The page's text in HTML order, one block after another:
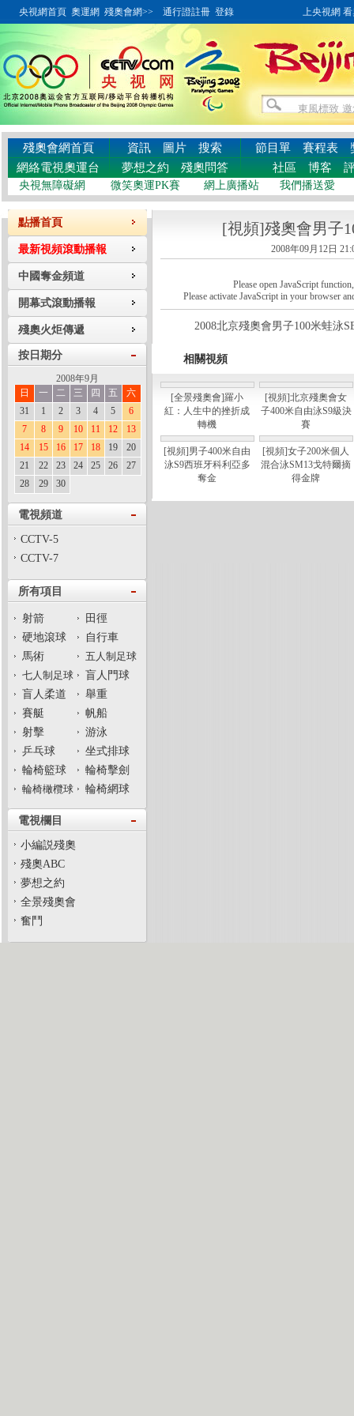
央視網首頁 奧運網 殘奧會網>> 通行證註冊 登錄 上央視網 看奧
殘奧會網首頁 資訊 圖片 搜索 節目單 賽程表
網絡電視奧運台
夢想之約 殘奧問答 社區 博客
央視無障礙網 微笑奧運PK賽 網上廣播站 我們播送愛
點播首頁
最新視頻滾動播報
中國奪金頻道
開幕式滾動播報
殘奧火炬傳遞
按日期分
2008年9月
日
一 二 三 四 五
六
31
1 2 3 4 5
6
7
8 9 10 11 12
13
14
15 16 17 18 19
20
21
22 23 24 25 26
27
28
29 30
電視頻道
CCTV-5
CCTV-7
所有項目
射箭
田徑
硬地滾球
自行車
馬術
五人制足球
七人制足球
盲人門球
盲人柔道
舉重
賽艇
帆船
射擊
游泳
乒乓球
坐式排球
輪椅籃球
輪椅擊劍
輪椅橄欖球
輪椅網球
電視欄目
小編説殘奧
殘奧ABC
夢想之約
全景殘奧會
奮鬥
[視頻]殘奧會男子
2008年09月12日
Please open JavaScript
Please activate JavaScript in your browser
2008北京殘奧會男子100米蛙泳
相關視頻
[全景殘奧會]羅小
紅：人生中的挫折成
轉機
[視頻]北京殘奧會女
子400米自由泳S9級決
賽
[視頻]男子400米自由
泳S9西班牙科利亞多
奪金
[視頻]女子200米個人
混合泳SM13戈特爾摘
得金牌